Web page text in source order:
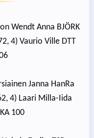
Wendt Anna BJÖRK
4) Vaurio Ville DTT
Janna HanRa
4) Laari Milla-Iida
100